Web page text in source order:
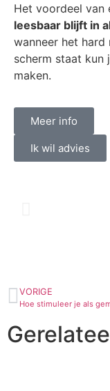
Het voordeel van
leesbaar blijft in
wanneer het
scherm staat kun
maken.
Meer info
Ik wil advies
VORIGE